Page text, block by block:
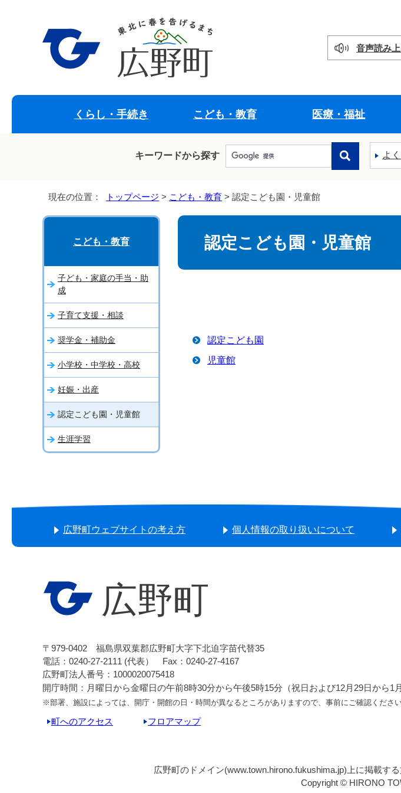
音声読み
くらし・手続き こども・教育 医療・福祉
キーワードから探す よ
現在の位置： トップページ > こども・教育 > 認定こども園・児童館
認定こども園・児童館
認定こども園
児童館
こども・教育
子ども・家庭の手当・助
成
子育て支援・相談
奨学金・補助金
小学校・中学校・高校
妊娠・出産
認定こども園・児童館
生涯学習
広野町ウェブサイトの考え方 個人情報の取り扱いについて
広野町
〒979-0402 福島県双葉郡広野町大字下北迫字苗代替35
電話：0240-27-2111 (代表） Fax：0240-27-4167
広野町法人番号：1000020075418
開庁時間：月曜日から金曜日の午前8時30分から午後5時15分（祝日および12月29日から1
※部署、施設によっては、開庁・開館の日・時間が異なるところがありますので、事前にご確認ください
町へのアクセス フロアマップ
広野町のドメイン(www.town.hirono.fukushima.jp)上に掲載す
Copyright © HIRONO